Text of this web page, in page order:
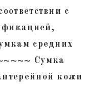
с
средних
Сумка
кожи